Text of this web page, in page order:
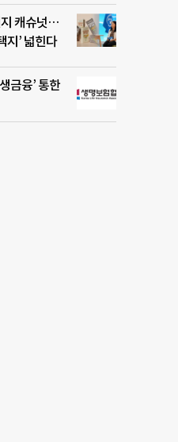
지 캐슈넛…
지’ 넓힌다
금융’ 통한